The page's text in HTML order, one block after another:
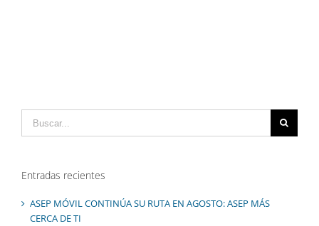
Entradas recientes
ASEP MÓVIL CONTINÚA SU RUTA EN AGOSTO: ASEP MÁS
CERCA DE TI